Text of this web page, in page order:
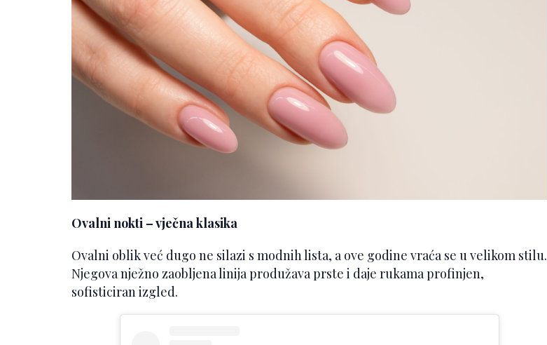
Ovalni nokti – vječna klasika
Ovalni oblik već dugo ne silazi s modnih lista, a ove godine vraća se u velikom stilu.
Njegova nježno zaobljena linija produžava prste i daje rukama profinjen,
sofisticiran izgled.